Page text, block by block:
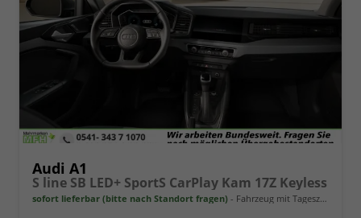
Audi A1
S line SB LED+ SportS CarPlay Kam 17Z Keyless
sofort lieferbar (bitte nach Standort fragen) Fahrzeug mit Tageszulassung